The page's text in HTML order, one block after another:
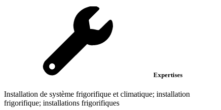
Expertises
Installation de système frigorifique et climatique; installation
frigorifique; installations frigorifiques